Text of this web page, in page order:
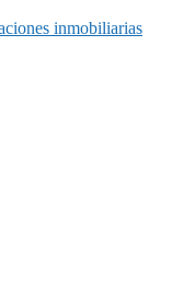
inmobiliarias